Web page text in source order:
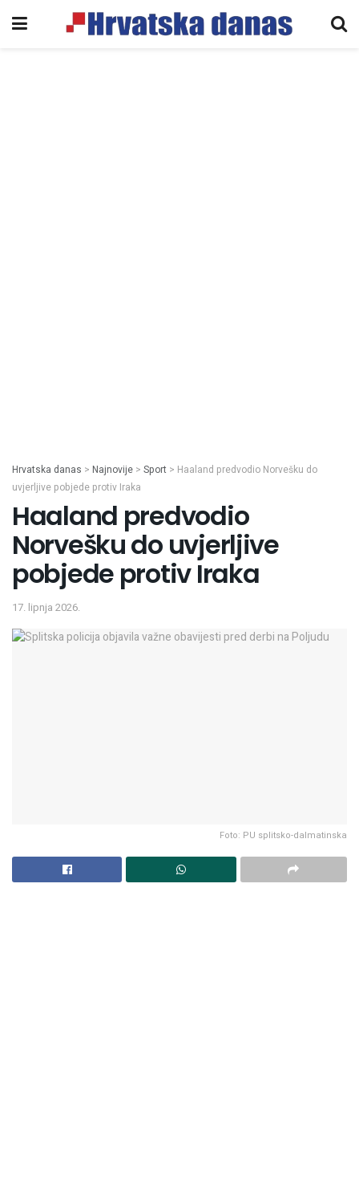
Hrvatska danas > Najnovije > Sport > Haaland predvodio Norvešku do
uvjerljive pobjede protiv Iraka
Haaland predvodio
Norvešku do uvjerljive
pobjede protiv Iraka
17. lipnja 2026.
Foto: PU splitsko-dalmatinska